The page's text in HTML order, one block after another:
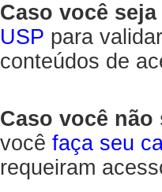
Caso você
USP para
conteúdos de
Caso você não
você faça seu
requeiram